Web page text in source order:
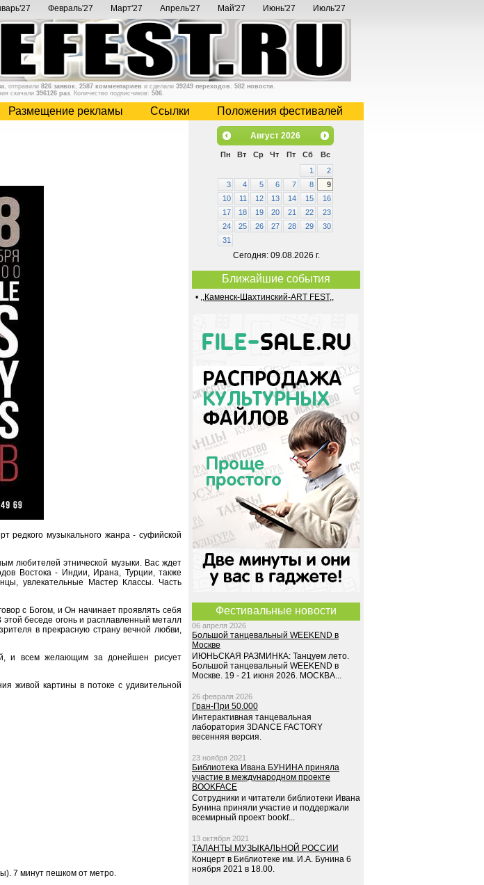
Февраль'27 Март'27 Апрель'27 Май'27 Июнь'27 Июль'27
, отправили 826 заявок, 2587 комментариев и сделали 39249 переходов . 582 новости .
скачали 396126 раз. Количество подписчиков: 506.
Размещение рекламы Cсылки
Положения фестивалей
редкого музыкального жанра - суфийской
любителей этнической музыки. Вас ждет
Востока - Индии, Ирана, Турции, также
увлекательные Мастер Классы. Часть
с Богом, и Он начинает проявлять себя
этой беседе огонь и расплавленный металл
в прекрасную страну вечной любви,
и всем желающим за донейшен рисует
живой картины в потоке с удивительной
7 минут пешком от метро.
Август 2026
Пн Вт Ср Чт Пт Сб
Вс
1
2
3
4 5 6 7 8
9
10
11 12 13 14 15
16
17
18 19 20 21 22
23
24
25 26 27 28 29
30
31
Сегодня: 09.08.2026 г.
Ближайшие события
• ,,Каменск-Шахтинский-ART FEST,,
Фестивальные новости
06 апреля 2026
Большой танцевальный WEEKEND в
Москве
ИЮНЬСКАЯ РАЗМИНКА: Танцуем лето.
Большой танцевальный WEEKEND в
Москве. 19 - 21 июня 2026. МОСКВА...
26 февраля 2026
Гран-При 50.000
Интерактивная танцевальная
лаборатория 3DANCE FACTORY
весенняя версия.
23 ноября 2021
Библиотека Ивана БУНИНА приняла
участие в международном проекте
BOOKFACE
Сотрудники и читатели библиотеки Ивана
Бунина приняли участие и поддержали
всемирный проект bookf...
13 октября 2021
ТАЛАНТЫ МУЗЫКАЛЬНОЙ РОССИИ
Концерт в Библиотеке им. И.А. Бунина 6
ноября 2021 в 18.00.